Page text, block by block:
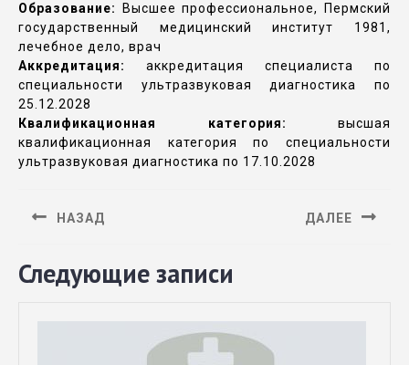
Образование:
Высшее профессиональное, Пермский
государственный медицинский институт 1981,
лечебное дело, врач
Аккредитация: аккредитация специалиста по
специальности ультразвуковая диагностика по
25.12.2028
Квалификационная категория: высшая
квалификационная категория по специальности
ультразвуковая диагностика по 17.10.2028
НАЗАД ДАЛЕЕ
Следующие записи